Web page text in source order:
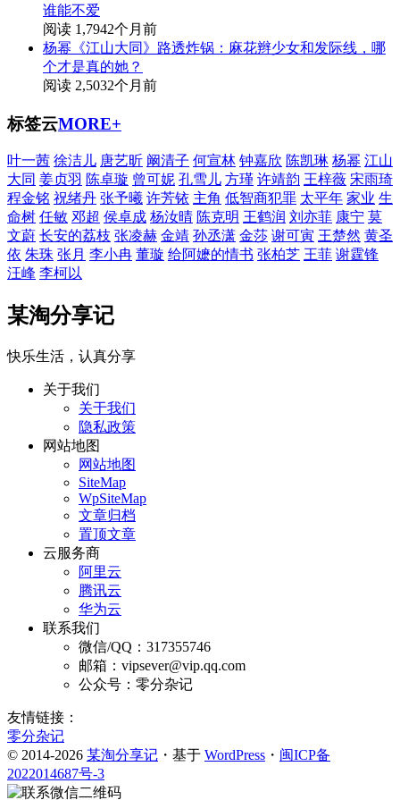
谁能不爱
阅读 1,7942个月前
杨幂《江山大同》路透炸锅：麻花辫少女和发际线，哪
个才是真的她？
阅读 2,5032个月前
标签云MORE+
叶一茜 徐洁儿 唐艺昕 阚清子 何宣林 钟嘉欣 陈凯琳 杨幂 江山
大同 姜贞羽 陈卓璇 曾可妮 孔雪儿 方瑾 许靖韵 王梓薇 宋雨琦
程金铭 祝绪丹 张予曦 许芳铱 主角 低智商犯罪 太平年 家业 生
命树 任敏 邓超 侯卓成 杨汝晴 陈克明 王鹤润 刘亦菲 康宁 莫
文蔚 长安的荔枝 张凌赫 金靖 孙丞潇 金莎 谢可寅 王楚然 黄圣
依 朱珠 张月 李小冉 董璇 给阿嬷的情书 张柏芝 王菲 谢霆锋
汪峰 李柯以
某淘分享记
快乐生活，认真分享
关于我们
关于我们
隐私政策
网站地图
网站地图
SiteMap
WpSiteMap
文章归档
置顶文章
云服务商
阿里云
腾讯云
华为云
联系我们
微信/QQ：317355746
邮箱：vipsever@vip.qq.com
公众号：零分杂记
友情链接：
零分杂记
© 2014-2026 某淘分享记 ・基于 WordPress ・ 闽ICP备
2022014687号-3